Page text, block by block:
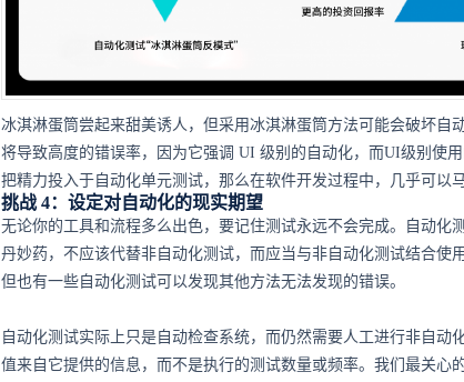
冰淇淋蛋筒尝起来甜美诱人，但采用冰淇淋蛋筒方法可能会破坏自
将导致高度的错误率，因为它强调 UI 级别的自动化，而UI级别使
把精力投入于自动化单元测试，那么在软件开发过程中，几乎可以
挑战 4：设定对自动化的现实期望
无论你的工具和流程多么出色，要记住测试永远不会完成。自动化
丹妙药，不应该代替非自动化测试，而应当与非自动化测试结合使
但也有一些自动化测试可以发现其他方法无法发现的错误。
自动化测试实际上只是自动检查系统，而仍然需要人工进行非自动
值来自它提供的信息，而不是执行的测试数量或频率。我们最关心